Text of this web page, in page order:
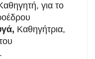
για το
Καθηγήτρια,